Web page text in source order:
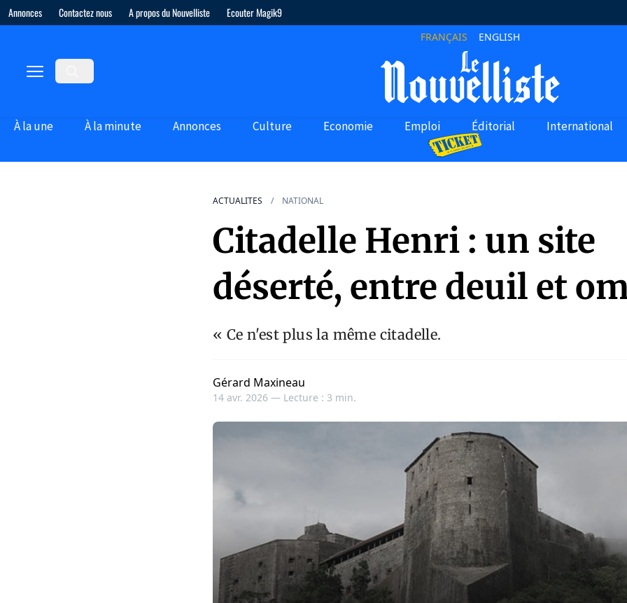
Annonces Contactez nous A propos du Nouvelliste Ecouter Magik9
FRANÇAIS ENGLISH
À la une À la minute Annonces Culture Economie Emploi Éditorial International
ACTUALITES NATIONAL
Citadelle Henri : un site
déserté, entre deuil et
« Ce n'est plus la même citadelle.
Gérard Maxineau
14 avr. 2026 — Lecture : 3 min.